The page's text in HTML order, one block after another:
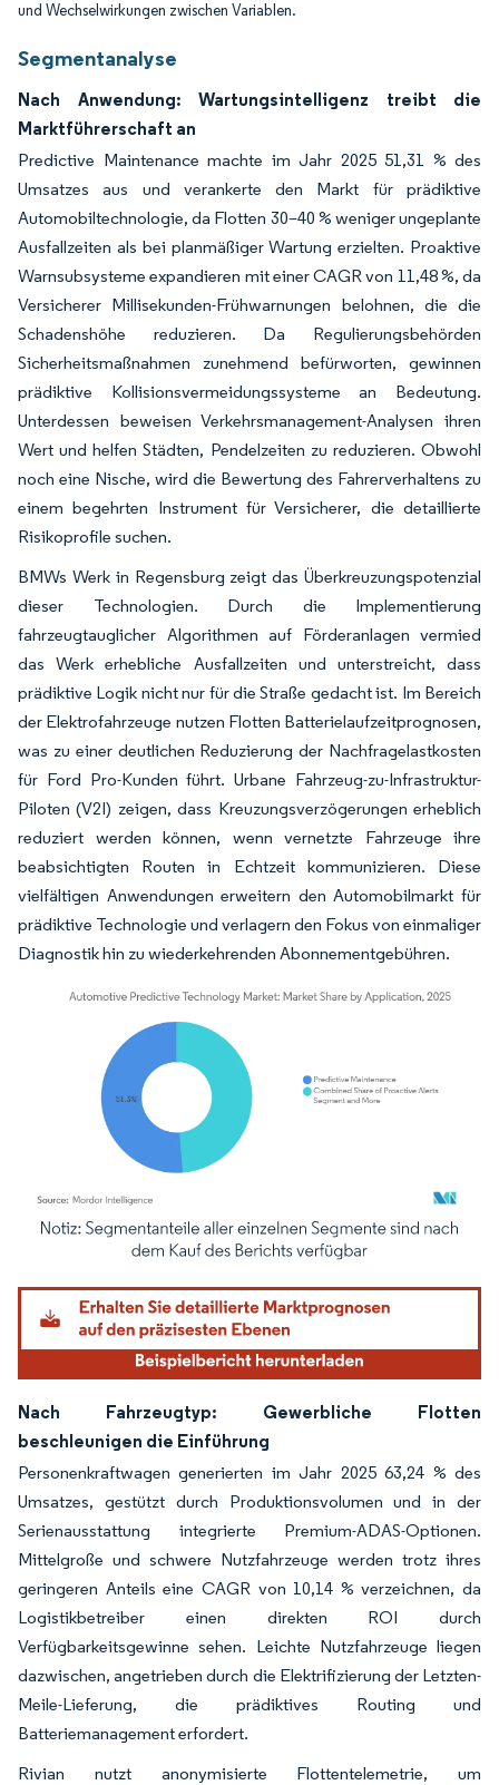
und Wechselwirkungen zwischen Variablen.
Segmentanalyse
Nach Anwendung: Wartungsintelligenz treibt die
Marktführerschaft an
Predictive Maintenance machte im Jahr 2025 51,31 % des
Umsatzes aus und verankerte den Markt für prädiktive
Automobiltechnologie, da Flotten 30–40 % weniger ungeplante
Ausfallzeiten als bei planmäßiger Wartung erzielten. Proaktive
Warnsubsysteme expandieren mit einer CAGR von 11,48 %, da
Versicherer Millisekunden-Frühwarnungen belohnen, die die
Schadenshöhe reduzieren. Da Regulierungsbehörden
Sicherheitsmaßnahmen zunehmend befürworten, gewinnen
prädiktive Kollisionsvermeidungssysteme an Bedeutung.
Unterdessen beweisen Verkehrsmanagement-Analysen ihren
Wert und helfen Städten, Pendelzeiten zu reduzieren. Obwohl
noch eine Nische, wird die Bewertung des Fahrerverhaltens zu
einem begehrten Instrument für Versicherer, die detaillierte
Risikoprofile suchen.
BMWs Werk in Regensburg zeigt das Überkreuzungspotenzial
dieser Technologien. Durch die Implementierung
fahrzeugtauglicher Algorithmen auf Förderanlagen vermied
das Werk erhebliche Ausfallzeiten und unterstreicht, dass
prädiktive Logik nicht nur für die Straße gedacht ist. Im Bereich
der Elektrofahrzeuge nutzen Flotten Batterielaufzeitprognosen,
was zu einer deutlichen Reduzierung der Nachfragelastkosten
für Ford Pro-Kunden führt. Urbane Fahrzeug-zu-Infrastruktur-
Piloten (V2I) zeigen, dass Kreuzungsverzögerungen erheblich
reduziert werden können, wenn vernetzte Fahrzeuge ihre
beabsichtigten Routen in Echtzeit kommunizieren. Diese
vielfältigen Anwendungen erweitern den Automobilmarkt für
prädiktive Technologie und verlagern den Fokus von einmaliger
Diagnostik hin zu wiederkehrenden Abonnementgebühren.
Bild © Mordor Intelligence. Wiederverwendung erfordert Namensnennung
Nach Fahrzeugtyp: Gewerbliche Flotten
beschleunigen die Einführung
Personenkraftwagen generierten im Jahr 2025 63,24 % des
Umsatzes, gestützt durch Produktionsvolumen und in der
Serienausstattung integrierte Premium-ADAS-Optionen.
Mittelgroße und schwere Nutzfahrzeuge werden trotz ihres
geringeren Anteils eine CAGR von 10,14 % verzeichnen, da
Logistikbetreiber einen direkten ROI durch
Verfügbarkeitsgewinne sehen. Leichte Nutzfahrzeuge liegen
dazwischen, angetrieben durch die Elektrifizierung der Letzten-
Meile-Lieferung, die prädiktives Routing und
Batteriemanagement erfordert.
Rivian nutzt anonymisierte Flottentelemetrie, um